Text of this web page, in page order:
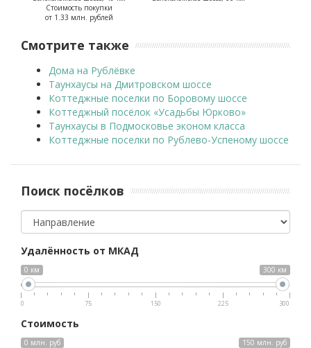
Стоимость покупки
от 1.33 млн. рублей
Смотрите также
Дома на Рублёвке
Таунхаусы на Дмитровском шоссе
Коттеджные поселки по Боровому шоссе
Коттеджный посёлок «Усадьбы Юрково»
Таунхаусы в Подмосковье эконом класса
Коттеджные поселки по Рублево-Успеному шоссе
Поиск посёлков
Направление
Удалённость от МКАД
0 км 300 км
0 75 150 225 300
Стоимость
0 млн. руб 150 млн. руб